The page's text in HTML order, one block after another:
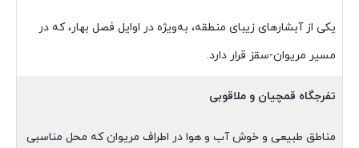
یکی از آبشارهای زیبای منطقه، به‌ویژه در اوایل فصل بهار، که در
مسیر مریوان-سقز قرار دارد.
تفرجگاه قمچیان و ملاقوبی
مناطق طبیعی و خوش آب و هوا در اطراف مریوان که محل مناسبی